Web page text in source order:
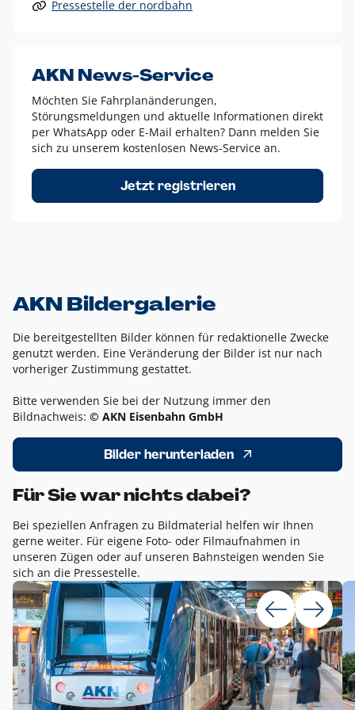
Alle anderen Logo-Varianten dürfen nur in Ausnahmefällen
Diese Ausnahmen sind zum Beispiel:
dem AKN Blau,
weißes Logo auf Fotohintergründen,
schwarzes Logo für reine Schwarz-Weiß-Umsetzungen
Um das Logo herum muss ein Schutzraum von jeweils einer
Höhe bzw. Breite des N aus AKN in alle Richtungen
Pressestelle der nordbahn
AKN News-Service
Möchten Sie Fahrplanänderungen,
Störungsmeldungen und aktuelle Informationen direkt
per WhatsApp oder E-Mail erhalten? Dann melden Sie
sich zu unserem kostenlosen News-Service an.
Jetzt registrieren
AKN Bildergalerie
Die bereitgestellten Bilder können für redaktionelle Zwecke
genutzt werden. Eine Veränderung der Bilder ist nur nach
vorheriger Zustimmung gestattet.
Bitte verwenden Sie bei der Nutzung immer den
Bildnachweis: © AKN Eisenbahn GmbH
Bilder herunterladen
Für Sie war nichts dabei?
Bei speziellen Anfragen zu Bildmaterial helfen wir Ihnen
gerne weiter. Für eigene Foto- oder Filmaufnahmen in
unseren Zügen oder auf unseren Bahnsteigen wenden Sie
sich an die Pressestelle.